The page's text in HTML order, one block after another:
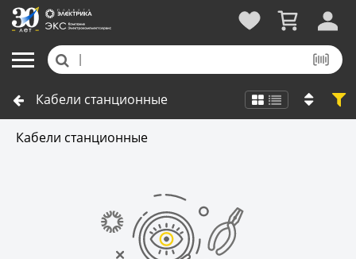
Кабели станционные
Кабели станционные